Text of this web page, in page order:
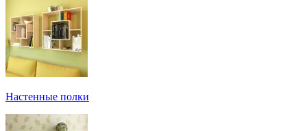
Настенные полки